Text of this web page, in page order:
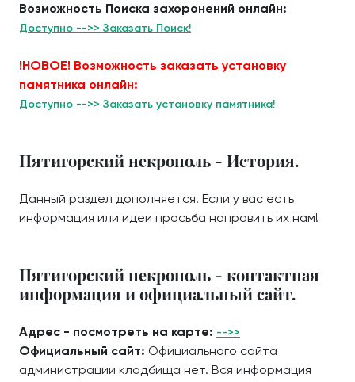
Возможность Поиска захоронений онлайн:
Доступно -->> Заказать Поиск!
!НОВОЕ! Возможность заказать установку
памятника онлайн:
Доступно -->> Заказать установку памятника!
Пятигорский некрополь - История.
Данный раздел дополняется. Если у вас есть
информация или идеи просьба направить их нам!
Пятигорский некрополь - контактная
информация и официальный сайт.
Адрес - посмотреть на карте: -->>
Официальный сайт: Официального сайта
администрации кладбища нет. Вся информация